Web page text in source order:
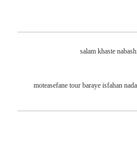
salam khaste
moteasefane tour baraye isfahan